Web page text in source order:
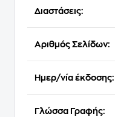
Διαστάσεις:
Αριθμός Σελίδων:
Ημερ/νία έκδοσης:
Γλώσσα Γραφής: